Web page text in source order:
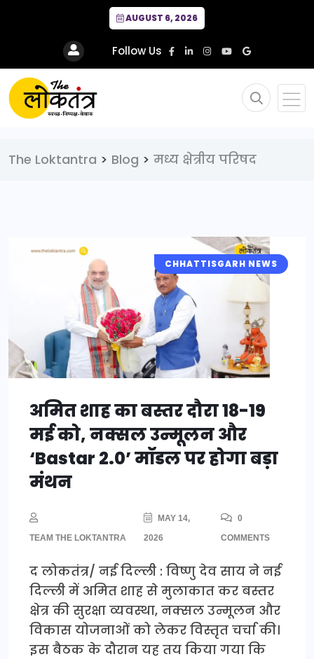
AUGUST 6, 2026
Follow Us
The Loktantra > Blog > मध्य क्षेत्रीय परिषद
CHHATTISGARH NEWS
अमित शाह का बस्तर दौरा 18-19
मई को, नक्सल उन्मूलन और
‘Bastar 2.0’ मॉडल पर होगा बड़ा
मंथन
TEAM THE LOKTANTRA
MAY 14,
2026
0
COMMENTS
द लोकतंत्र/ नई दिल्ली : विष्णु देव साय ने नई
दिल्ली में अमित शाह से मुलाकात कर बस्तर
क्षेत्र की सुरक्षा व्यवस्था, नक्सल उन्मूलन और
विकास योजनाओं को लेकर विस्तृत चर्चा की।
इस बैठक के दौरान यह तय किया गया कि